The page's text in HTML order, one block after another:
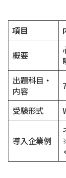
項目
概要
出題科目・
内容
受験形式
導入企業例